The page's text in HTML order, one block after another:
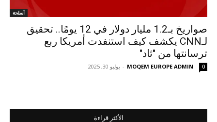
أسلحة
صواريخ بـ1.2 مليار دولار في 12 يومًا.. تحقيق
لـCNN يكشف كيف استنفدت أمريكا ربع
ترسانتها من "ثاد"
MOQEM EUROPE ADMIN
- يوليو 30, 2025 0
الأكثر قراءة